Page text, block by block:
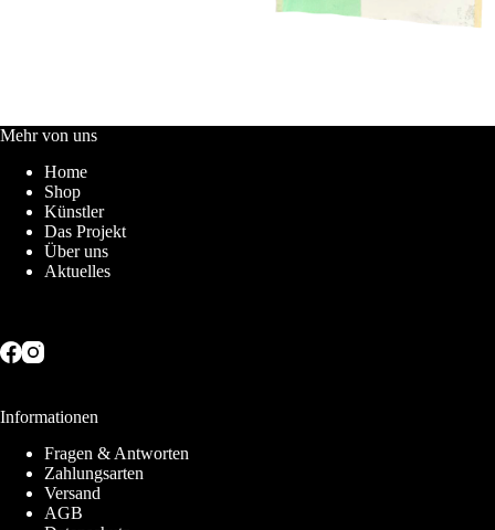
Mehr von uns
Home
Shop
Künstler
Das Projekt
Über uns
Aktuelles
Informationen
Fragen & Antworten
Zahlungsarten
Versand
AGB